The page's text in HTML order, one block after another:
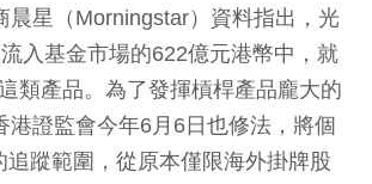
晨星（Morningstar）資料指出，光
入基金市場的622億元港幣中，就
類產品。為了發揮槓桿產品龐大的
港證監會今年6月6日也修法，將個
追蹤範圍，從原本僅限海外掛牌股